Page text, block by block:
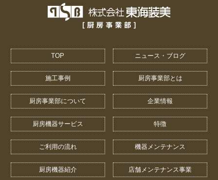
TOP ニュース・ブログ
施工事例 厨房事業部とは
厨房事業部について 企業情報
厨房機器サービス 特徴
ご利用の流れ 機器メンテナンス
厨房機器紹介 店舗メンテナンス事業